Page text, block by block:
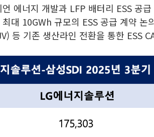
에너지 개발과 LFP 배터리 ESS 공
대 10GWh 규모의 ESS 공급 계약 논
등 기존 생산라인 전환을 통한 ESS